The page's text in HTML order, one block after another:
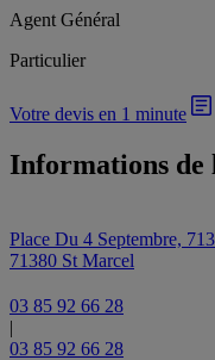
Agent Général
Particulier
Votre devis en 1 minute
Informations de
Place Du 4 Septembre,
71380 St Marcel
03 85 92 66 28
|
03 85 92 66 28